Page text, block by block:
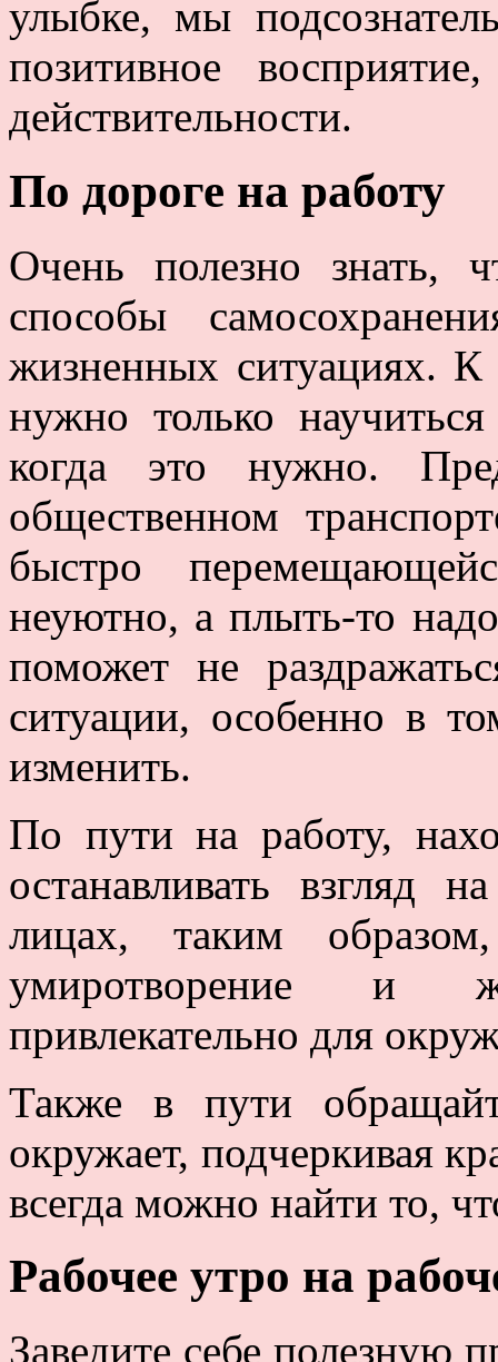
улыбке, мы
позитивное
действительности.
По дороге на работу
Очень полезно знать,
способы
жизненных ситуациях.
нужно только
когда это нужно.
общественном
быстро
неуютно, а плыть-то
поможет не
ситуации, особенно в
изменить.
По пути на работу,
останавливать взгляд
лицах, таким
умиротворение и
привлекательно для
Также в пути
окружает, подчеркивая
всегда можно найти то,
Рабочее утро на
Заведите себе полезную